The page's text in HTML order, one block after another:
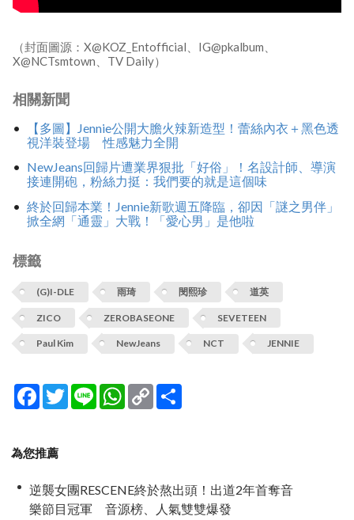
（封面圖源：X@KOZ_Entofficial、IG@pkalbum、
X@NCTsmtown、TV Daily）
相關新聞
【多圖】Jennie公開大膽火辣新造型！蕾絲內衣＋黑色透
視洋裝登場 性感魅力全開
NewJeans回歸片遭業界狠批「好俗」！名設計師、導演
接連開砲，粉絲力挺：我們要的就是這個味
終於回歸本業！Jennie新歌週五降臨，卻因「謎之男伴」
掀全網「通靈」大戰！「愛心男」是他啦
標籤
(G)I-DLE 雨琦 閔熙珍 道英
ZICO ZEROBASEONE SEVETEEN
Paul Kim NewJeans NCT JENNIE
Facebook
TwitterLine WhatsApp
Copy
Link
為您推薦
逆襲女團RESCENE終於熬出頭！出道2年首奪音
樂節目冠軍 音源榜、人氣雙雙爆發